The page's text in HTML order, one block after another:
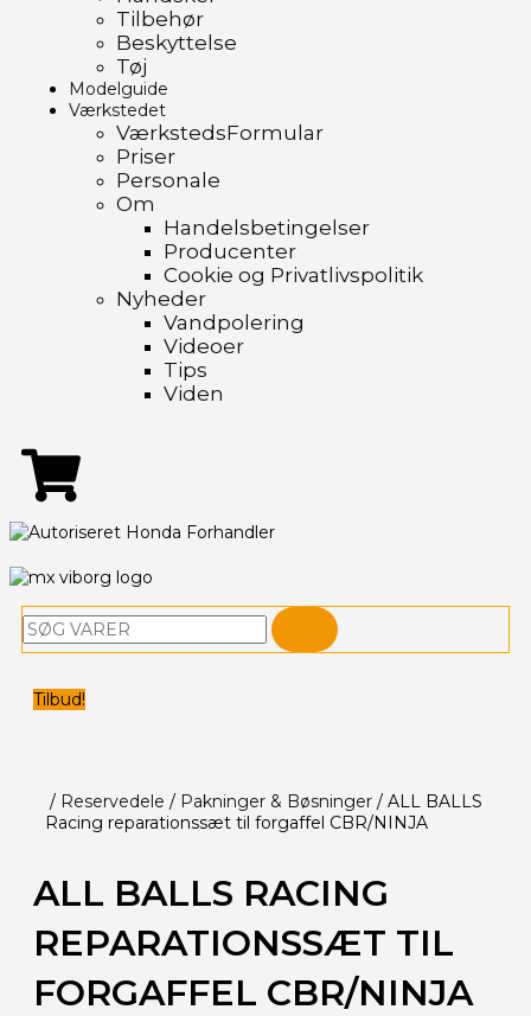
Tilbehør
Beskyttelse
Tøj
Modelguide
Værkstedet
VærkstedsFormular
Priser
Personale
Om
Handelsbetingelser
Producenter
Cookie og Privatlivspolitik
Nyheder
Vandpolering
Videoer
Tips
Viden
Søg
Tilbud!
/ Reservedele / Pakninger & Bøsninger / ALL BALLS
Racing reparationssæt til forgaffel CBR/NINJA
ALL BALLS RACING
REPARATIONSSÆT TIL
FORGAFFEL CBR/NINJA